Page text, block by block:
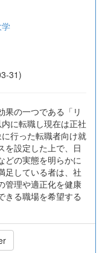
31)
果の一つである「リ
に転職し現在は正社
行った転職者向け就
を設定した上で、日
どの実態を明らかに
足している者は、社
管理や適正化を健康
きる職場を希望する